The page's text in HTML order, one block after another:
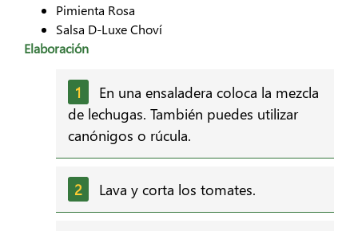
Pimienta Rosa
Salsa D-Luxe Choví
Elaboración
En una ensaladera coloca la mezcla
de lechugas. También puedes utilizar
canónigos o rúcula.
Lava y corta los tomates.